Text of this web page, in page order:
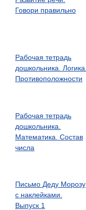
Говори правильно
Рабочая тетрадь
дошкольника. Логика.
Противоположности
Рабочая тетрадь
дошкольника.
Математика. Состав
числа
Письмо Деду Морозу
с наклейками.
Выпуск 1